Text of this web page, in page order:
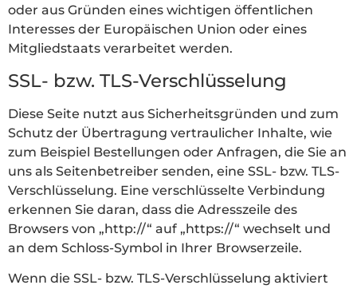
oder aus Gründen eines wichtigen öffentlichen
Interesses der Europäischen Union oder eines
Mitgliedstaats verarbeitet werden.
SSL- bzw. TLS-Verschlüsselung
Diese Seite nutzt aus Sicherheitsgründen und zum
Schutz der Übertragung vertraulicher Inhalte, wie
zum Beispiel Bestellungen oder Anfragen, die Sie an
uns als Seitenbetreiber senden, eine SSL- bzw. TLS-
Verschlüsselung. Eine verschlüsselte Verbindung
erkennen Sie daran, dass die Adresszeile des
Browsers von „http://“ auf „https://“ wechselt und
an dem Schloss-Symbol in Ihrer Browserzeile.
Wenn die SSL- bzw. TLS-Verschlüsselung aktiviert